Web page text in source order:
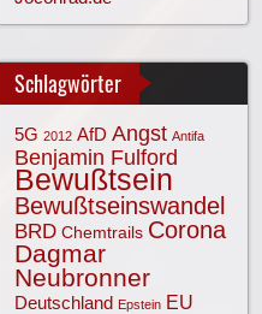
Schlagwörter
5G 2012 AfD Angst Antifa
Benjamin Fulford
Bewußtsein
Bewußtseinswandel
BRD Chemtrails Corona
Dagmar
Neubronner
Deutschland Epstein EU